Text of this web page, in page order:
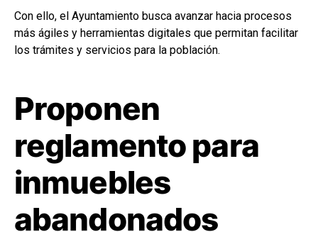
Con ello, el Ayuntamiento busca avanzar hacia procesos
más ágiles y herramientas digitales que permitan facilitar
los trámites y servicios para la población.
Proponen
reglamento para
inmuebles
abandonados